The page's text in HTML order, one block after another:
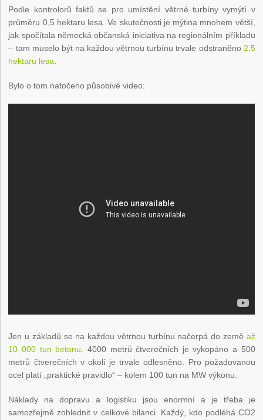
Podle kontrolorů faktů se pro umístění větrné turbíny vymýtí v
průměru 0,5 hektaru lesa. Ve skutečnosti je mýtina mnohem větší,
jak spočítala německá občanská iniciativa na regionálním příkladu
– tam muselo být na každou větrnou turbínu trvale odstraněno 2,5
hektaru lesa.
Bylo o tom natočeno působivé video:
Jen u základů se na každou větrnou turbínu načerpá do země až
10 000 tun betonu. 4000 metrů čtverečních je vykopáno a 500
metrů čtverečních v okolí je trvale odlesněno. Pro požadovanou
ocel platí „praktické pravidlo“ – kolem 100 tun na MW výkonu.
Náklady na dopravu a logistiku jsou enormní a je třeba je
samozřejmě zohlednit v celkové bilanci. Každý, kdo podléhá CO2